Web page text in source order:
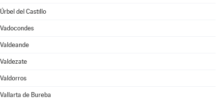
Úrbel del Castillo
Vadocondes
Valdeande
Valdezate
Valdorros
Vallarta de Bureba